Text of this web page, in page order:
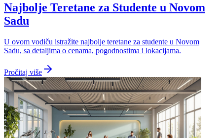
Najbolje Teretane za Studente u Novom
Sadu
U ovom vodiču istražite najbolje teretane za studente u Novom
Sadu, sa detaljima o cenama, pogodnostima i lokacijama.
Pročitaj više